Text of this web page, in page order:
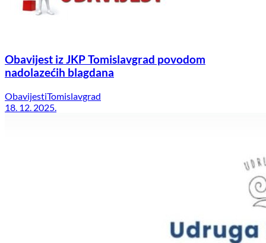
Obavijest iz JKP Tomislavgrad povodom
nadolazećih blagdana
ObavijestiTomislavgrad
18. 12. 2025.